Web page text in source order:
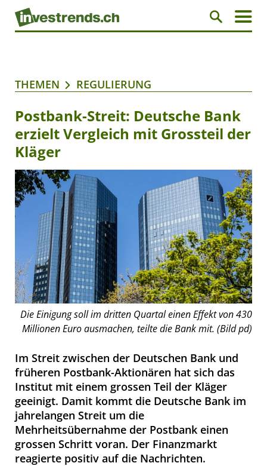
THEMEN REGULIERUNG
Postbank-Streit: Deutsche Bank
erzielt Vergleich mit Grossteil der
Kläger
Die Einigung soll im dritten Quartal einen Effekt von 430
Millionen Euro ausmachen, teilte die Bank mit. (Bild pd)
Im Streit zwischen der Deutschen Bank und
früheren Postbank-Aktionären hat sich das
Institut mit einem grossen Teil der Kläger
geeinigt. Damit kommt die Deutsche Bank im
jahrelangen Streit um die
Mehrheitsübernahme der Postbank einen
grossen Schritt voran. Der Finanzmarkt
reagierte positiv auf die Nachrichten.